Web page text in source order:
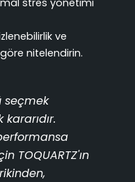
ve
nitelendirin.
seçmek
TOQUARTZ'ın